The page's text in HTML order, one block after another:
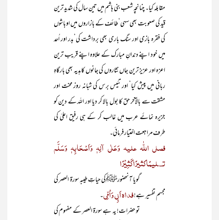
مقابلہ کیا۔ چنانچہ شعب بنی ہاشم میں تین سال کی شدید ترین
قید کی صعوبت بھی سہی‘طائف کے بازاروں میں اوباشوں
کی فقرہ بازی اور سنگ باری بھی برداشت کی‘بدر اور اُحد
میں خود اپنے دندانِ مبارک کے علاوہ اپنے قریب ترین
اعزہ اور عزیز ترین جاں نثاروں کی جانوں کا ہدیہ بھی بارگاہِ
ربانی میں پیش کیا‘ اور تئیس برس کی شبانہ روز محنت اور
مشقت سے بالآخر حق کا بول بالا کر دیا اور اللہ کے دین کو
جزیرہ نمائے عرب میں غالب کر کے ہی رفیق اعلیٰ کی
طرف مراجعت اختیار فرمائی۔
فصلی اللّٰہ علیہ وَعَلٰی آلِہٖ وَاَصْحَابِہٖ وَسَلَّم
تسلیمًا کثیرًا کَثِیْرًا
گویا آنحضورﷺکی حیاتِ طیبہ سورۃ العصر کی
مجسم تفسیر ہے!فداہ اَبِی وَاُمِّی۔
تو حضرات! یہ ہے سورۃ العصر کے مفہوم کی